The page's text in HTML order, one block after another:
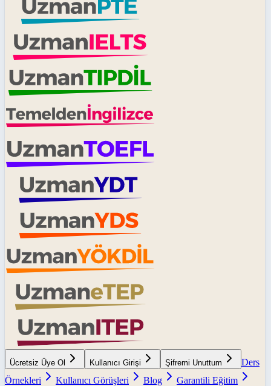
Ücretsiz Üye Ol Kullanıcı Girişi Şifremi Unuttum
Ders
Örnekleri
Kullanıcı Görüşleri Blog
Garantili Eğitim